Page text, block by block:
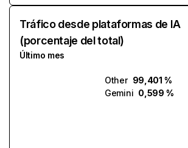
Tráfico desde plataformas de IA
(porcentaje del total)
Último mes
Other 99,401 %
Gemini 0,599 %